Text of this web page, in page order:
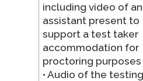
including video of
assistant present to
support a test taker
accommodation for
proctoring purposes
• Audio of the